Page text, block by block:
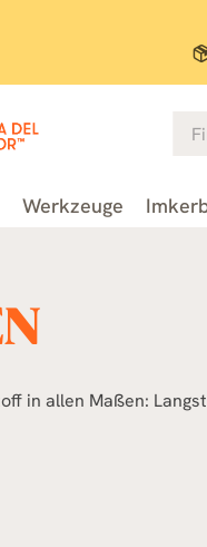
Werkzeuge
in allen Maßen: